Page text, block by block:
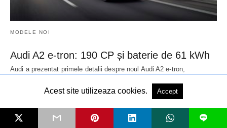
MODELE NOI
Audi A2 e-tron: 190 CP și baterie de 61 kWh
Audi a prezentat primele detalii despre noul Audi A2 e-tron,
2 days în urmăAcest site utilizeaza cookies. Accept